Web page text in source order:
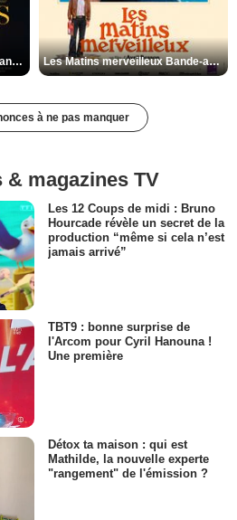
Les Silences de Riyad Bande-annonce VO STFR Les Matins merveilleux Bande-annonce VF
à ne pas manquer
magazines TV
Les 12 Coups de midi : Bruno
Hourcade révèle un secret de la
production “même si cela n’est
jamais arrivé”
TBT9 : bonne surprise de
l'Arcom pour Cyril Hanouna !
Une première
Détox ta maison : qui est
Mathilde, la nouvelle experte
"rangement" de l'émission ?